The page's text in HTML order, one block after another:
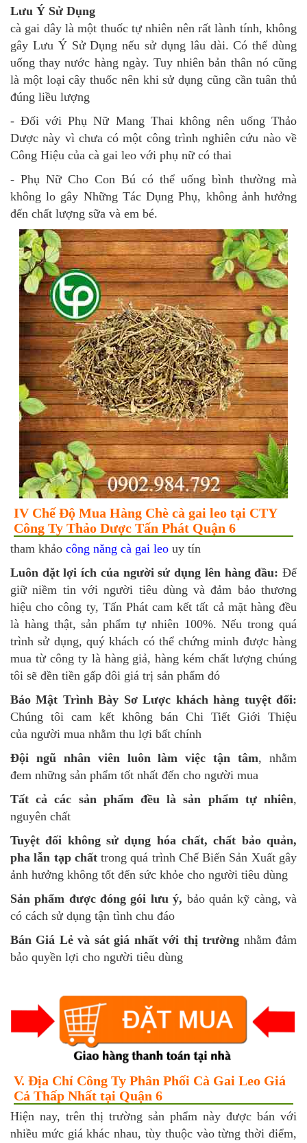
Lưu Ý Sử Dụng
cà gai dây là một thuốc tự nhiên nên rất lành tính, không
gây Lưu Ý Sử Dụng nếu sử dụng lâu dài. Có thể dùng
uống thay nước hàng ngày. Tuy nhiên bản thân nó cũng
là một loại cây thuốc nên khi sử dụng cũng cần tuân thủ
đúng liều lượng
- Đối với Phụ Nữ Mang Thai không nên uống Thảo
Dược này vì chưa có một công trình nghiên cứu nào về
Công Hiệu của cà gai leo với phụ nữ có thai
- Phụ Nữ Cho Con Bú có thể uống bình thường mà
không lo gây Những Tác Dụng Phụ, không ảnh hưởng
đến chất lượng sữa và em bé.
IV Chế Độ Mua Hàng Chè cà gai leo tại CTY
Công Ty Thảo Dược Tấn Phát Quận 6
tham khảo công năng cà gai leo uy tín
Luôn đặt lợi ích của người sử dụng lên hàng đầu: Để
giữ niềm tin với người tiêu dùng và đảm bảo thương
hiệu cho công ty, Tấn Phát cam kết tất cả mặt hàng đều
là hàng thật, sản phẩm tự nhiên 100%. Nếu trong quá
trình sử dụng, quý khách có thể chứng minh được hàng
mua từ công ty là hàng giả, hàng kém chất lượng chúng
tôi sẽ đền tiền gấp đôi giá trị sản phẩm đó
Bảo Mật Trình Bày Sơ Lược khách hàng tuyệt đối:
Chúng tôi cam kết không bán Chi Tiết Giới Thiệu
của người mua nhằm thu lợi bất chính
Đội ngũ nhân viên luôn làm việc tận tâm, nhằm
đem những sản phẩm tốt nhất đến cho người mua
Tất cả các sản phẩm đều là sản phẩm tự nhiên,
nguyên chất
Tuyệt đối không sử dụng hóa chất, chất bảo quản,
pha lẫn tạp chấttrong quá trình Chế Biến Sản Xuất gây
ảnh hưởng không tốt đến sức khỏe cho người tiêu dùng
Sản phẩm được đóng gói lưu ý, bảo quản kỹ càng, và
có cách sử dụng tận tình chu đáo
Bán Giá Lẻ và sát giá nhất với thị trường nhằm đảm
bảo quyền lợi cho người tiêu dùng
V. Địa Chỉ Công Ty Phân Phối Cà Gai Leo Giá
Cả Thấp Nhất tại Quận 6
Hiện nay, trên thị trường sản phẩm này được bán với
nhiều mức giá khác nhau, tùy thuộc vào từng thời điểm,